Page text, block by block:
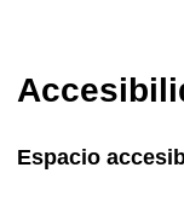
Espacio